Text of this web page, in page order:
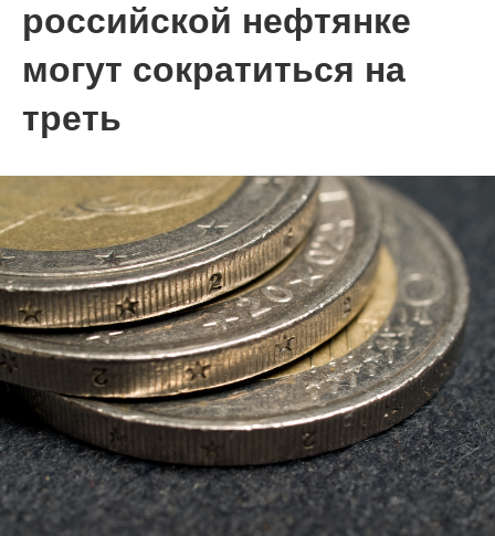
российской нефтянке
могут сократиться на
треть